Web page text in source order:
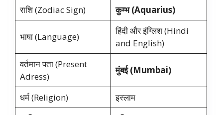
राशि (Zodiac Sign)
कुम्भ (Aquarius)
भाषा (Language)
हिंदी और इंग्लिश (Hindi
and English)
वर्तमान पता (Present
Adress)
मुंबई (Mumbai)
धर्म (Religion)
इस्लाम